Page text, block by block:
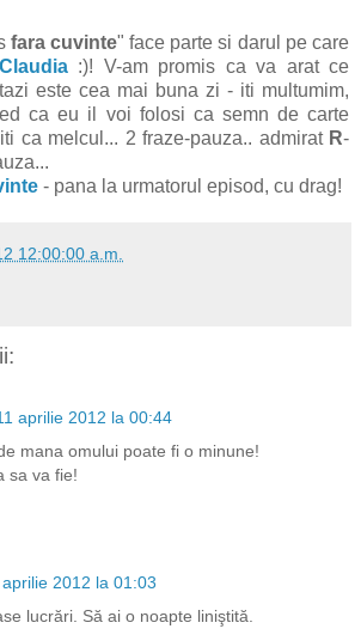
fara cuvinte" face parte si darul pe care
Claudia:)! V-am promis ca va arat ce
este cea mai buna zi - iti multumim,
ca eu il voi folosi ca semn de carte
ca melcul... 2 fraze-pauza.. admirat R-
- pana la urmatorul episod, cu drag!
12:00:00 a.m.
aprilie 2012 la 00:44
mana omului poate fi o minune!
sa va fie!
aprilie 2012 la 01:03
lucrări. Să ai o noapte liniştită.